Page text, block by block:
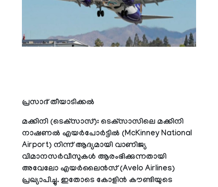
പ്രസാദ് തീയാടിക്കല്‍
മക്കിനി (ടെക്‌സാസ്): ടെക്‌സാസിലെ മക്കിനി
നാഷണല്‍ എയര്‍പോര്‍ട്ടില്‍ (McKinney National
Airport) നിന്ന് ആദ്യമായി വാണിജ്യ
വിമാനസര്‍വീസുകള്‍ ആരംഭിക്കുന്നതായി
അവേലോ എയര്‍ലൈന്‍സ് (Avelo Airlines)
പ്രഖ്യാപിച്ചു. ഇതോടെ കോളിന്‍ കൗണ്ടിയുടെ